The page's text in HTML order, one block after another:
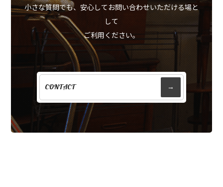
小さな質問でも、安心してお問い合わせいただける場と
して
ご利用ください。
CONTACT →